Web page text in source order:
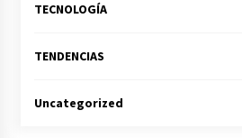
TECNOLOGÍA
TENDENCIAS
Uncategorized